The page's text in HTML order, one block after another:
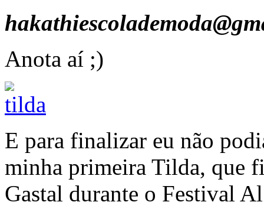
Anota aí ;)
E para finalizar eu não
minha primeira Tilda, que
Gastal durante o Festival